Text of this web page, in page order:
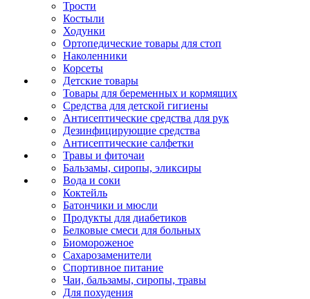
Трости
Костыли
Ходунки
Ортопедические товары для стоп
Наколенники
Корсеты
Детские товары
Товары для беременных и кормящих
Средства для детской гигиены
Антисептические средства для рук
Дезинфицирующие средства
Антисептические салфетки
Травы и фиточаи
Бальзамы, сиропы, эликсиры
Вода и соки
Коктейль
Батончики и мюсли
Продукты для диабетиков
Белковые смеси для больных
Биомороженое
Сахарозаменители
Спортивное питание
Чаи, бальзамы, сиропы, травы
Для похудения